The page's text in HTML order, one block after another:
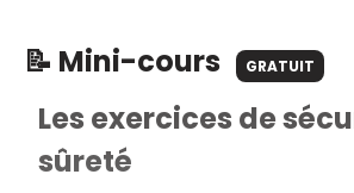
📝 Mini-cours GRATUIT
Les exercices de
sûreté